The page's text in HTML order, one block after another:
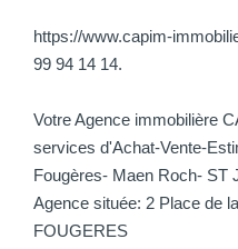
https://www.capim-
99 94 14 14.
Votre Agence immobilière
services d'Achat-Vente-
Fougères- Maen Roch- ST
Agence située: 2 Place de
FOUGERES